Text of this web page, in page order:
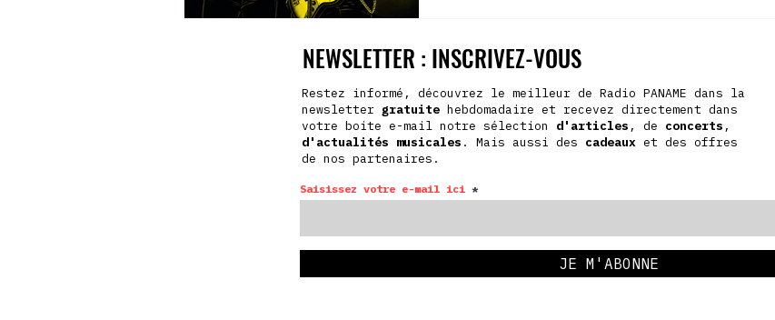
NEWSLETTER : INSCRIVEZ-VOUS
Restez informé, découvrez le meilleur de Radio PANAME dans la
newsletter gratuite hebdomadaire et recevez directement dans
votre boite e-mail notre sélection d'articles , de concerts ,
d'actualités musicales . Mais aussi des cadeaux et des offres
de nos partenaires.
Saisissez votre e-mail ici
JE M'ABONNE